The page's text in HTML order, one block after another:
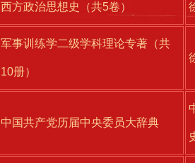
西方政治思想史（共5卷）
军事训练学二级学科理论专著（共
10册）
中国共产党历届中央委员大辞典